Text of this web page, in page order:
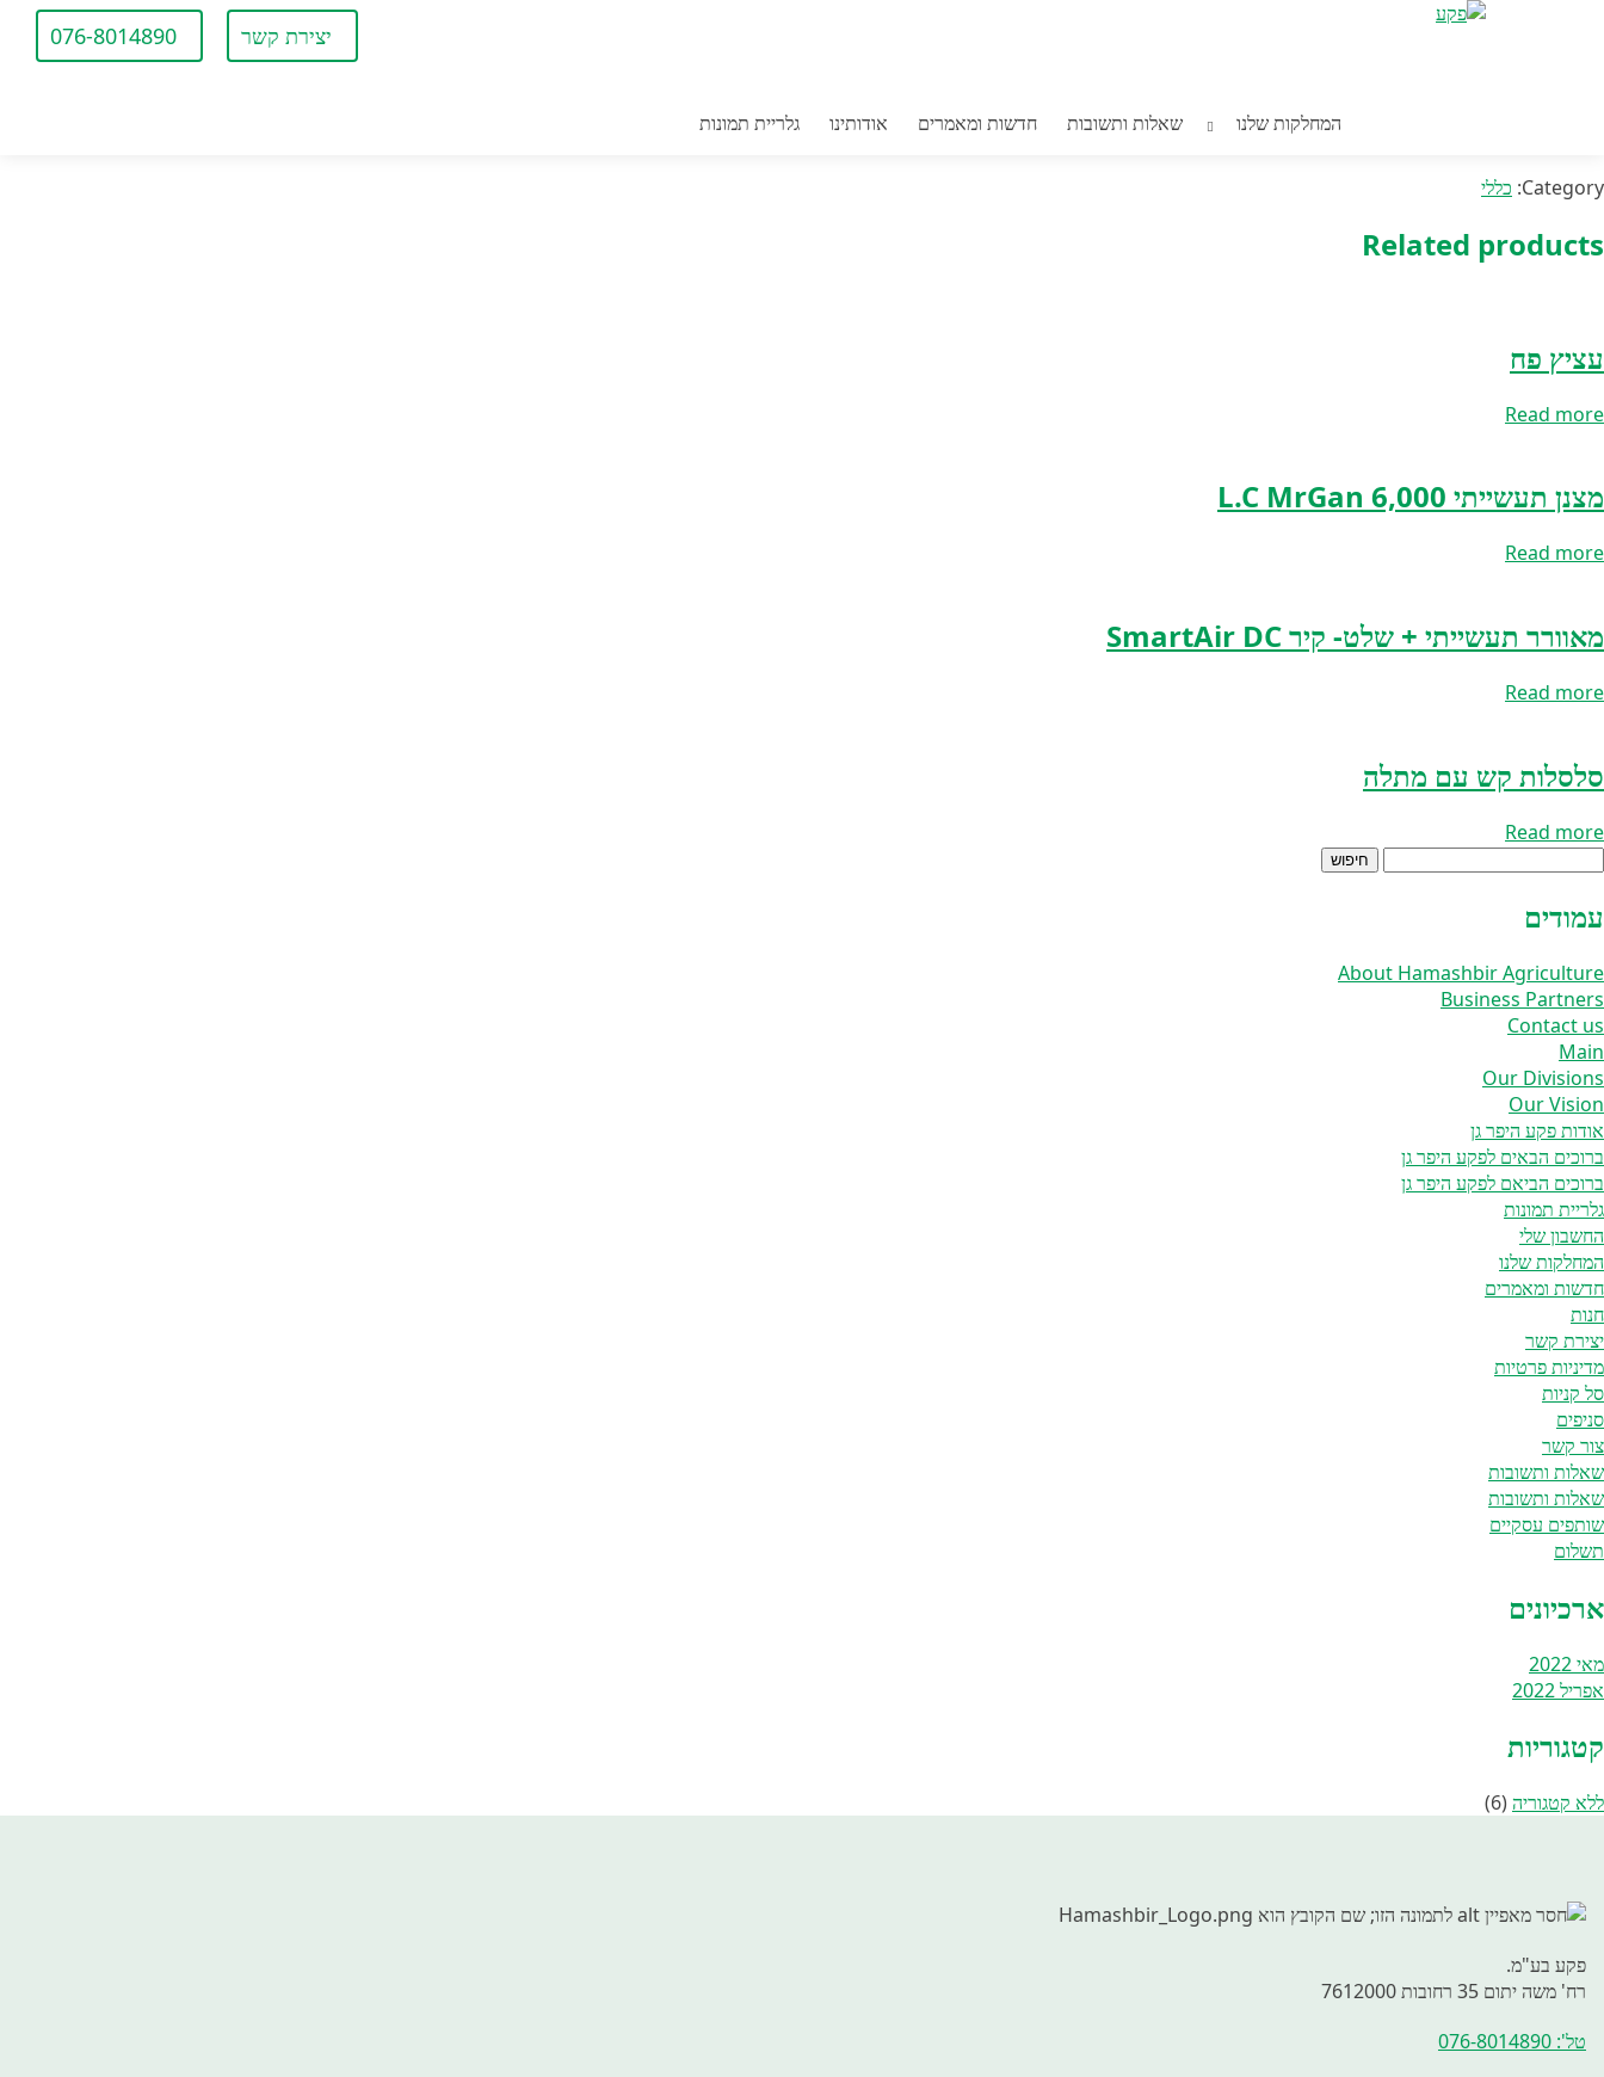
לאזור
תוכן
076-8014890 יצירת קשר
המחלקות שלנו שאלות ותשובות חדשות ומאמרים אודותינו גלריית תמונות
/ נר ציטרונלה מרחיק יתושים
נר ציטרונלה מרחיק יתושים
Category: כללי
Related products
עציץ פח
Read more
מצנן תעשייתי 6,000 L.C MrGan
Read more
מאוורר תעשייתי + שלט- קיר SmartAir DC
Read more
סלסלות קש עם מתלה
Read more
חיפוש:
עמודים
About Hamashbir Agriculture
Business Partners
Contact us
Main
Our Divisions
Our Vision
אודות פקע היפר גן
ברוכים הבאים לפקע היפר גן
ברוכים הביאם לפקע היפר גן
גלריית תמונות
החשבון שלי
המחלקות שלנו
חדשות ומאמרים
חנות
יצירת קשר
מדיניות פרטיות
סל קניות
סניפים
צור קשר
שאלות ותשובות
שאלות ותשובות
שותפים עסקיים
תשלום
ארכיונים
מאי 2022
אפריל 2022
קטגוריות
ללא קטגוריה(6)
פקע בע"מ.
רח' משה יתום 35 רחובות 7612000
טל': 076-8014890